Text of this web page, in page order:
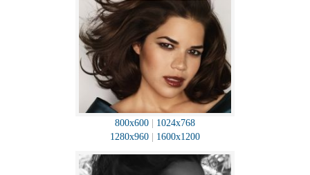
800x600
1024x768
1280x960
1600x1200